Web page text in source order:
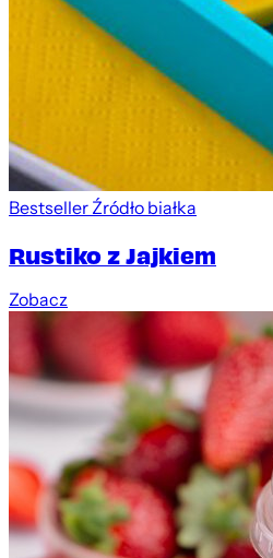
BestsellerŹródło białka
Rustiko z Jajkiem
Zobacz